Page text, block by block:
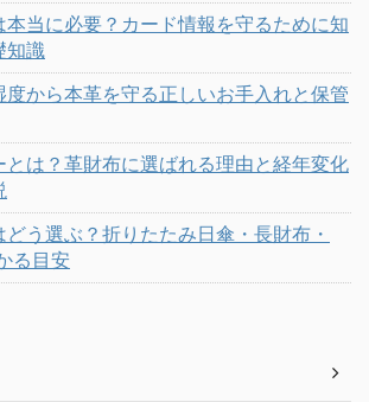
本当に必要？カード情報を守るために知
知識
から本革を守る正しいお手入れと保管
とは？革財布に選ばれる理由と経年変化
う選ぶ？折りたたみ日傘・長財布・
る目安